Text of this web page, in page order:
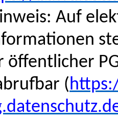
Auf
öffentlicher
(‍